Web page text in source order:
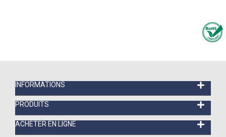
INFORMATIONS
PRODUITS
ACHETER EN LIGNE